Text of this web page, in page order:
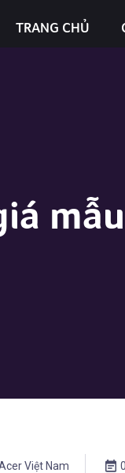
TRANG CHỦ
Việt Nam